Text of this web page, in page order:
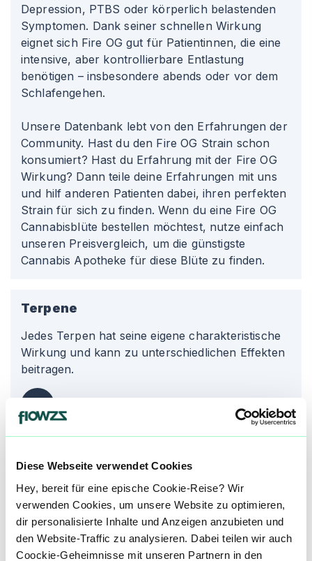
Diese Webseite verwendet Cookies
Hey, bereit für eine epische Cookie-Reise? Wir
verwenden Cookies, um unsere Website zu optimieren,
dir personalisierte Inhalte und Anzeigen anzubieten und
den Website-Traffic zu analysieren. Dabei teilen wir auch
Coockie-Geheimnisse mit unseren Partnern in den
Depression, PTBS oder körperlich belastenden
Symptomen. Dank seiner schnellen Wirkung
eignet sich Fire OG gut für Patientinnen, die eine
intensive, aber kontrollierbare Entlastung
benötigen – insbesondere abends oder vor dem
Schlafengehen.
Unsere Datenbank lebt von den Erfahrungen der
Community. Hast du den Fire OG Strain schon
konsumiert? Hast du Erfahrung mit der Fire OG
Wirkung? Dann teile deine Erfahrungen mit uns
und hilf anderen Patienten dabei, ihren perfekten
Strain für sich zu finden. Wenn du eine Fire OG
Cannabisblüte bestellen möchtest, nutze einfach
unseren Preisvergleich, um die günstigste
Cannabis Apotheke für diese Blüte zu finden.
Terpene
Jedes Terpen hat seine eigene charakteristische
Wirkung und kann zu unterschiedlichen Effekten
beitragen.
Be Beta-Caryophyllen
Medizinische Wirkung bei*